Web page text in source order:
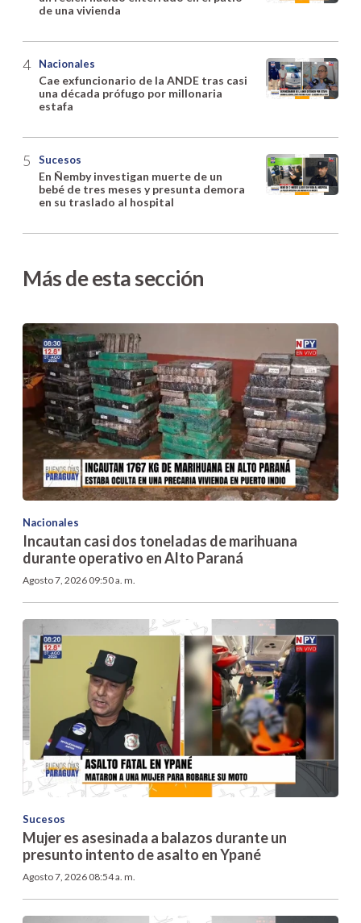
de una vivienda
Nacionales
Cae exfuncionario de la ANDE tras casi
una década prófugo por millonaria
estafa
Sucesos
En Ñemby investigan muerte de un
bebé de tres meses y presunta demora
en su traslado al hospital
Más de esta sección
Nacionales
Incautan casi dos toneladas de marihuana
durante operativo en Alto Paraná
Agosto 7, 2026 09:50 a. m.
Sucesos
Mujer es asesinada a balazos durante un
presunto intento de asalto en Ypané
Agosto 7, 2026 08:54 a. m.